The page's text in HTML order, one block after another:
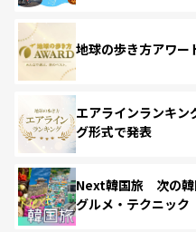
地球の歩き方アワー
エアラインランキ
グ形式で発表
Next韓国旅 次の韓
グルメ・テクニック